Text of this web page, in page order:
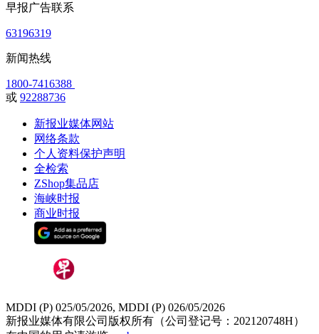
早报广告联系
63196319
新闻热线
1800-7416388
或 92288736
新报业媒体网站
网络条款
个人资料保护声明
全检索
ZShop集品店
海峡时报
商业时报
MDDI (P) 025/05/2026, MDDI (P) 026/05/2026
新报业媒体有限公司版权所有（公司登记号：202120748H）